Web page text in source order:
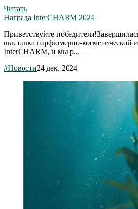
Читать
Награда InterCHARM 2024
Приветствуйте
выставка парфюмерно-косметической
InterCHARM, и мы р...
#Новости24 дек. 2024